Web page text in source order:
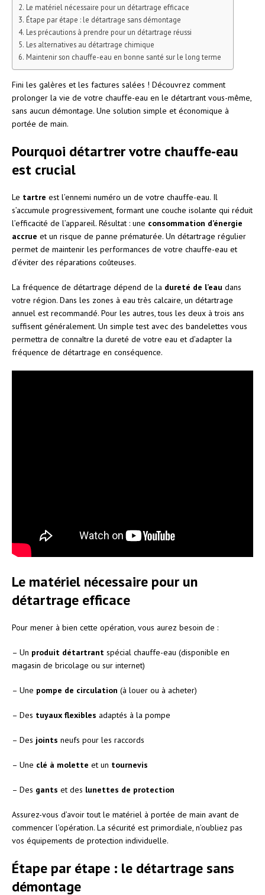
Le matériel nécessaire pour un détartrage efficace
Étape par étape : le détartrage sans démontage
Les précautions à prendre pour un détartrage réussi
Les alternatives au détartrage chimique
Maintenir son chauffe-eau en bonne santé sur le long terme
Fini les galères et les factures salées ! Découvrez comment
prolonger la vie de votre chauffe-eau en le détartrant vous-même,
sans aucun démontage. Une solution simple et économique à
portée de main.
Pourquoi détartrer votre chauffe-eau
est crucial
Le tartre est l’ennemi numéro un de votre chauffe-eau. Il
s’accumule progressivement, formant une couche isolante qui réduit
l’efficacité de l’appareil. Résultat : une consommation d’énergie
accrue et un risque de panne prématurée. Un détartrage régulier
permet de maintenir les performances de votre chauffe-eau et
d’éviter des réparations coûteuses.
La fréquence de détartrage dépend de la dureté de l’eau dans
votre région. Dans les zones à eau très calcaire, un détartrage
annuel est recommandé. Pour les autres, tous les deux à trois ans
suffisent généralement. Un simple test avec des bandelettes vous
permettra de connaître la dureté de votre eau et d’adapter la
fréquence de détartrage en conséquence.
Le matériel nécessaire pour un
détartrage efficace
Pour mener à bien cette opération, vous aurez besoin de :
– Un produit détartrant spécial chauffe-eau (disponible en
magasin de bricolage ou sur internet)
– Une pompe de circulation (à louer ou à acheter)
– Des tuyaux flexibles adaptés à la pompe
– Des joints neufs pour les raccords
– Une clé à molette et un tournevis
– Des gants et des lunettes de protection
Assurez-vous d’avoir tout le matériel à portée de main avant de
commencer l’opération. La sécurité est primordiale, n’oubliez pas
vos équipements de protection individuelle.
Étape par étape : le détartrage sans
démontage